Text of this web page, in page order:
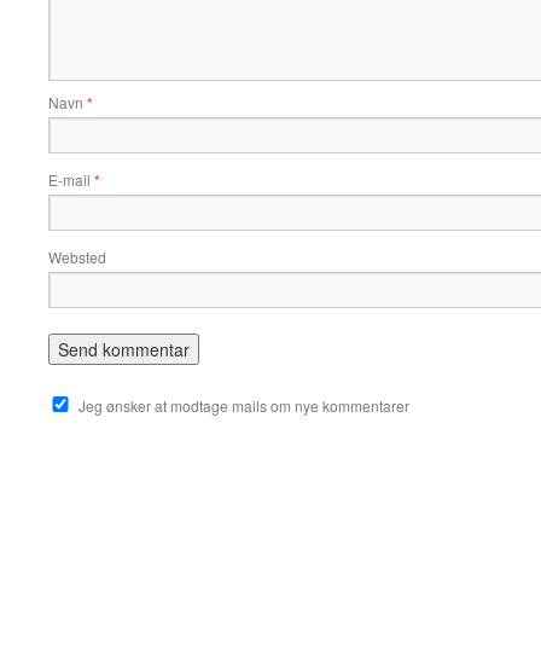
Navn *
E-mail *
Websted
Jeg ønsker at modtage mails om nye kommentarer